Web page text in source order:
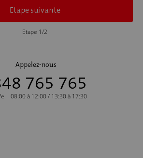
Etape suivante
Etape 1/2
Appelez-nous
765 765
08:00 à 12:00 / 13:30 à 17:30